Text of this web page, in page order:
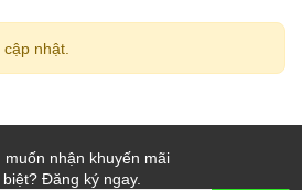
nhật.
muốn nhận khuyến mãi
Đăng ký ngay.